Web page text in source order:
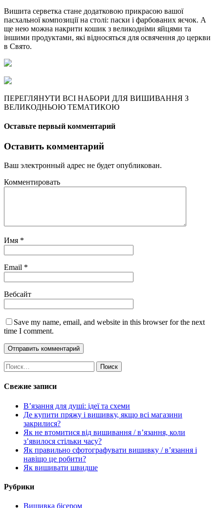
Вишита серветка стане додатковою прикрасою вашої
пасхальної композиції на столі: паски і фарбованих яєчок. А
ще нею можна накрити кошик з великодніми яйцями та
іншими продуктами, які відносяться для освячення до церкви
в Свято.
ПЕРЕГЛЯНУТИ ВСІ НАБОРИ ДЛЯ ВИШИВАННЯ З
ВЕЛИКОДНЬОЮ ТЕМАТИКОЮ
Оставьте первый комментарий
Оставить комментарий
Ваш электронный адрес не будет опубликован.
Комментировать
Имя *
Email *
Вебсайт
Save my name, email, and website in this browser for the next
time I comment.
Найти:
Свежие записи
В’язання для душі: ідеї та схеми
Де купити пряжу і вишивку, якщо всі магазини
закрилися?
Як не втомитися від вишивання / в’язання, коли
з’явилося стільки часу?
Як правильно сфотографувати вишивку / в’язання і
навіщо це робити?
Як вишивати швидше
Рубрики
Вишивка бісером